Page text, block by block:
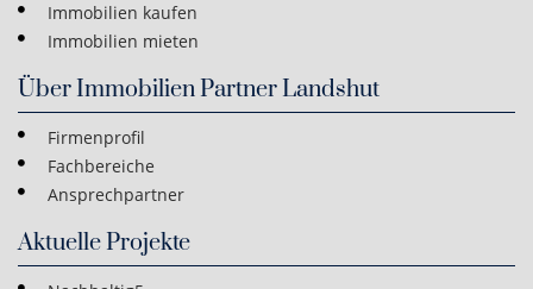
Immobilien kaufen
Immobilien mieten
Über Immobilien Partner Landshut
Firmenprofil
Fachbereiche
Ansprechpartner
Aktuelle Projekte